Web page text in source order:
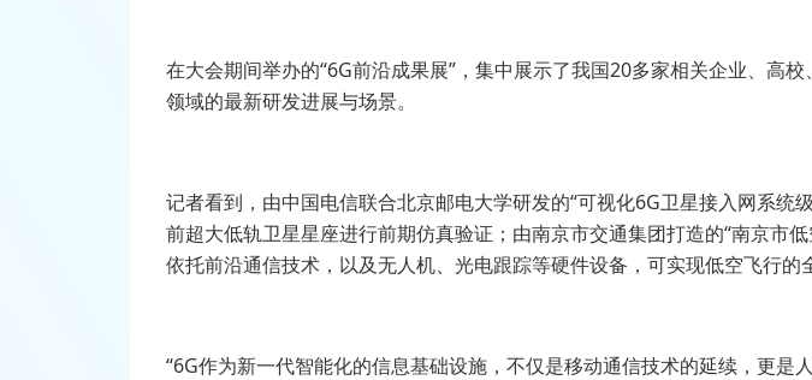
在大会期间举办的“6G前沿成果展”，集中展示了我国20多家相关企业、高校
领域的最新研发进展与场景。
记者看到，由中国电信联合北京邮电大学研发的“可视化6G卫星接入网系统
前超大低轨卫星星座进行前期仿真验证；由南京市交通集团打造的“南京市低
依托前沿通信技术，以及无人机、光电跟踪等硬件设备，可实现低空飞行的
“6G作为新一代智能化的信息基础设施，不仅是移动通信技术的延续，更是